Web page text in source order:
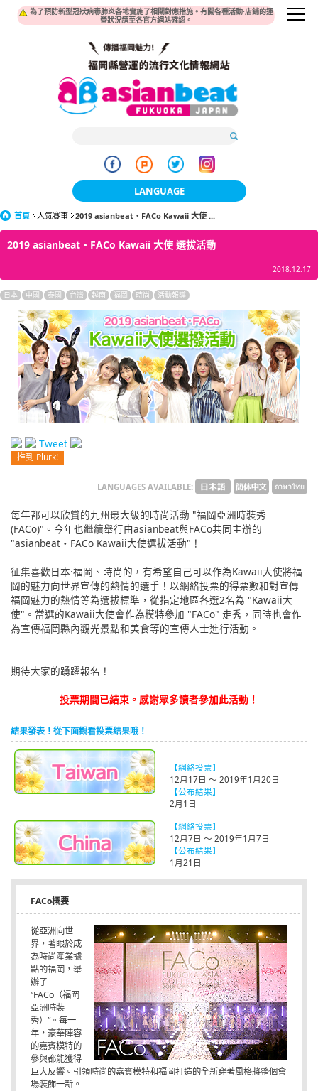
為了預防新型冠狀病毒肺炎各地實施了相關對應措施。有關各種活動·店鋪的運
營狀況請至各官方網站確認。
LANGUAGE
日本語
한국어
繁體中文
English
ภาษาไทย
tiéng Viêt
Bahasa Indonesia
首頁 人氣賽事 2019 asianbeat・FACo Kawaii 大使 ...
2019 asianbeat・FACo Kawaii 大使 選拔活動
2018.12.17
日本 中國 泰國 台灣 越南 福岡 時尚 活動報導
Tweet
推到 Plurk!
LANGUAGES AVAILABLE:
每年都可以欣賞的九州最大級的時尚活動 "福岡亞洲時裝秀
(FACo)"。今年也繼續舉行由asianbeat與FACo共同主辦的
"asianbeat・FACo Kawaii大使選拔活動"！
征集喜歡日本·福岡、時尚的，有希望自己可以作為Kawaii大使將福
岡的魅力向世界宣傳的熱情的選手！以網絡投票的得票數和對宣傳
福岡魅力的熱情等為選拔標準，從指定地區各選2名為 "Kawaii大
使"。當選的Kawaii大使會作為模特參加 "FACo" 走秀，同時也會作
為宣傳福岡縣內觀光景點和美食等的宣傳人士進行活動。
期待大家的踴躍報名！
投票期間已結束。感謝眾多讀者參加此活動！
結果發表！從下面觀看投票結果哦！
【網絡投票】
12月17日 ～ 2019年1月20日
【公布結果】
2月1日
【網絡投票】
12月7日 ～ 2019年1月7日
【公布結果】
1月21日
FACo概要
從亞洲向世
界，著眼於成
為時尚產業據
點的福岡，舉
辦了
“FACo（福岡
亞洲時裝
秀）”。每一
年，豪華陣容
的嘉賓模特的
參與都能獲得
巨大反響。引領時尚的嘉賓模特和福岡打造的全新穿著風格將整個會
場裝飾一新。